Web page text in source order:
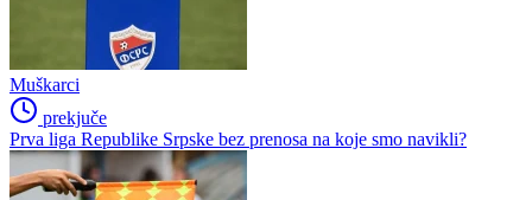
Muškarci
prekjuče
Prva liga Republike Srpske bez prenosa na koje smo navikli?